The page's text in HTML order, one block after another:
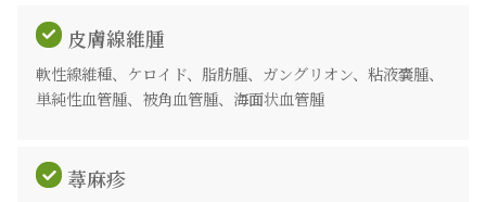
皮膚線維腫
軟性線維種、ケロイド、脂肪腫、ガングリオン、粘液嚢腫、
単純性血管腫、被角血管腫、海面状血管腫
蕁麻疹